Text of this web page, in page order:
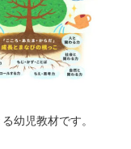
幼児教材です。